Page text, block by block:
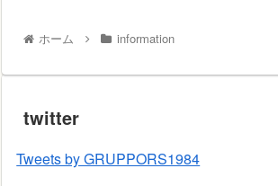
ホーム information
twitter
Tweets by GRUPPORS1984